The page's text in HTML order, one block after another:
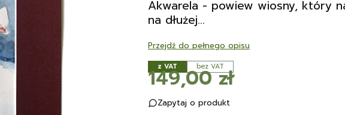
Akwarela - powiew wiosny, który
na dłużej...
Przejdź do pełnego opisu
z VAT bez VAT
Cena
149,00 zł
Zapytaj o produkt